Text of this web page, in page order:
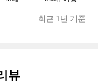
최근 1년 기준
뷰